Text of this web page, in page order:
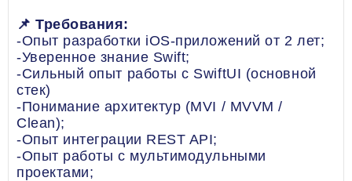
📌 Требования:
-Опыт разработки iOS-приложений от 2 лет;
-Уверенное знание Swift;
-Сильный опыт работы с SwiftUI (основной
стек)
-Понимание архитектур (MVI / MVVM /
Clean);
-Опыт интеграции REST API;
-Опыт работы с мультимодульными
проектами;